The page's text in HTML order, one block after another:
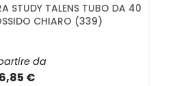
STUDY TALENS TUBO DA 40
CHIARO (339)
da
6,85 €